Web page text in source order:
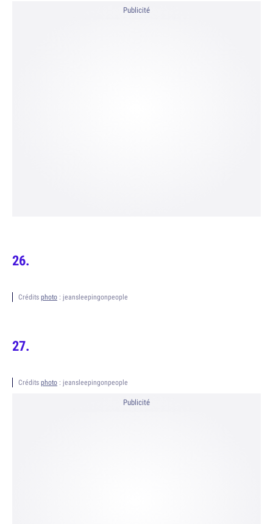
Publicité
Crédits photo : jeansleepingonpeople
Crédits photo : jeansleepingonpeople
Publicité